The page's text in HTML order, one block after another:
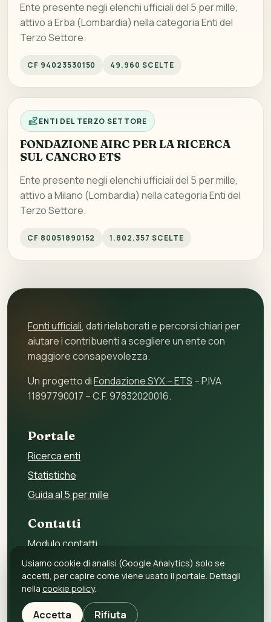
Ente presente negli elenchi ufficiali del 5 per mille,
attivo a Erba (Lombardia) nella categoria Enti del
Terzo Settore.
CF 94023530150 49.960 SCELTE
ENTI DEL TERZO SETTORE
FONDAZIONE AIRC PER LA RICERCA
SUL CANCRO ETS
Ente presente negli elenchi ufficiali del 5 per mille,
attivo a Milano (Lombardia) nella categoria Enti del
Terzo Settore.
CF 80051890152 1.802.357 SCELTE
Fonti ufficiali, dati rielaborati e percorsi chiari per
aiutare i contribuenti a scegliere un ente con
maggiore consapevolezza.
Un progetto diFondazione SYX – ETS – P.IVA
11897790017 – C.F. 97832020016.
Portale
Ricerca enti
Statistiche
Guida al 5 per mille
Contatti
Modulo contatti
Per gli enti
Per i fornitori
Privacy policy
Usiamo cookie di analisi (Google Analytics) solo se
accetti, per capire come viene usato il portale. Dettagli
nella cookie policy.
Accetta Rifiuta